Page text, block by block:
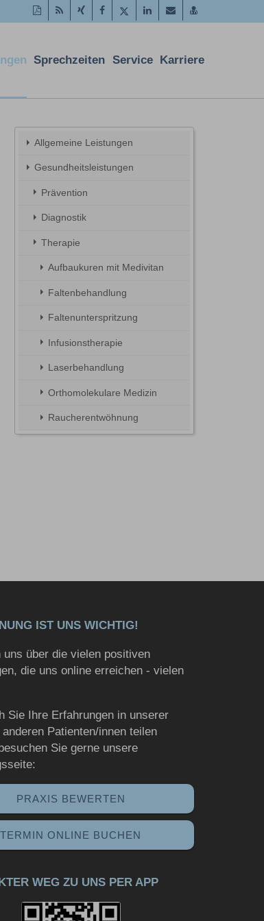
Diese
Seite
drucken
RSS-
Feed
Auf
Xing
Auf
Facebook
Twitter
Auf
LinkedIn
Per
Mail
vCard
speichern
Sprechzeiten Service Karriere
Allgemeine Leistungen
Gesundheitsleistungen
Prävention
Diagnostik
Therapie
Aufbaukuren mit Medivitan
Faltenbehandlung
Faltenunterspritzung
Infusionstherapie
Laserbehandlung
Orthomolekulare Medizin
Raucherentwöhnung
IST UNS WICHTIG!
uns über die vielen positiven
die uns online erreichen - vielen
Sie Ihre Erfahrungen in unserer
Patienten/innen teilen
Sie gerne unsere
PRAXIS BEWERTEN
TERMIN ONLINE BUCHEN
WEG ZU UNS PER APP